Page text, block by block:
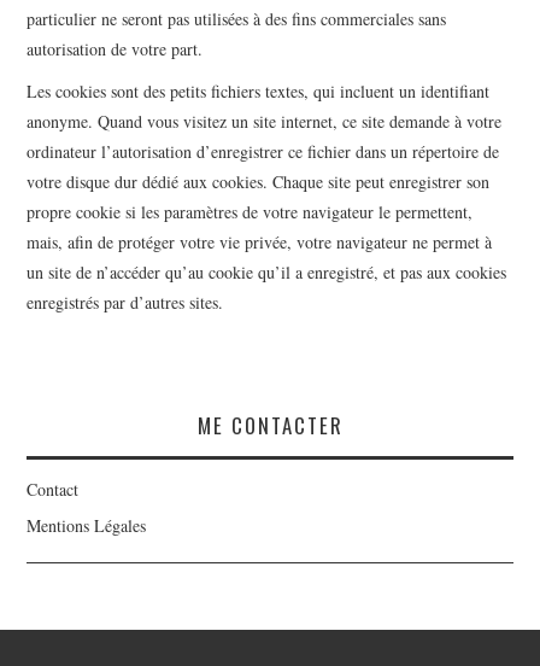
particulier ne seront pas utilisées à des fins commerciales sans
autorisation de votre part.
Les cookies sont des petits fichiers textes, qui incluent un identifiant
anonyme. Quand vous visitez un site internet, ce site demande à votre
ordinateur l’autorisation d’enregistrer ce fichier dans un répertoire de
votre disque dur dédié aux cookies. Chaque site peut enregistrer son
propre cookie si les paramètres de votre navigateur le permettent,
mais, afin de protéger votre vie privée, votre navigateur ne permet à
un site de n’accéder qu’au cookie qu’il a enregistré, et pas aux cookies
enregistrés par d’autres sites.
ME CONTACTER
Contact
Mentions Légales